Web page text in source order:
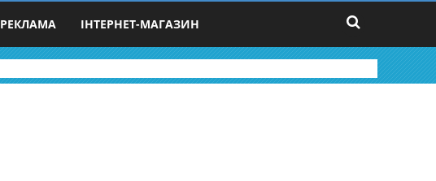
РЕКЛАМА ІНТЕРНЕТ-МАГАЗИН